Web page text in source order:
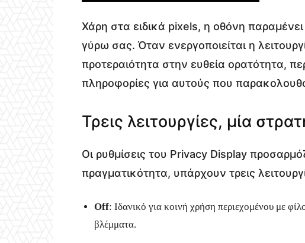
Χάρη στα ειδικά pixels, η οθόνη
γύρω σας. Όταν ενεργοποιείται η
προτεραιότητα στην ευθεία ορατότητα,
πληροφορίες για αυτούς που
Τρεις λειτουργίες, μία
Οι ρυθμίσεις του Privacy Display
πραγματικότητα, υπάρχουν τρεις
Off: Ιδανικό για κοινή χρήση περιεχομένου με
βλέμματα.